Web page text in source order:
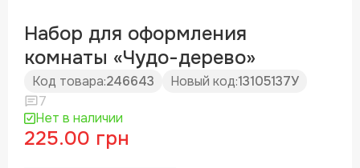
Набор для оформления
комнаты «Чудо-дерево»
Код товара:246643 Новый код:13105137У
7
Нет в наличии
225.00 грн